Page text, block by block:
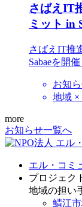
さばえIT
ミット in
さばえIT推
Sabaeを開催
お知
地域 ×
more
お知らせ一覧へ
エル・コミ
プロジェク
地域の担い
鯖江